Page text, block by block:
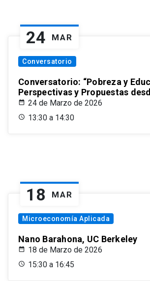
24 MAR
Conversatorio
Conversatorio: “Pobreza y
Perspectivas y Propuestas
24 de Marzo de 2026
13:30 a 14:30
18 MAR
Microeconomía Aplicada
Nano Barahona, UC Berkeley
18 de Marzo de 2026
15:30 a 16:45